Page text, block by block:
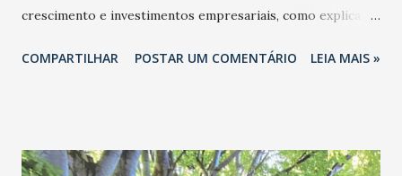
crescimento e investimentos empresariais, como explica
que é CEO da BLD Urbanismo, destaca, que o aumento
empreendimentos ocorrem porque a maioria dos
COMPARTILHAR POSTAR UM COMENTÁRIO LEIA MAIS »